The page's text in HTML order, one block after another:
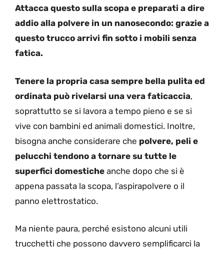
Attacca questo sulla scopa e preparati a dire
addio alla polvere in un nanosecondo: grazie a
questo trucco arrivi fin sotto i mobili senza
fatica.
Tenere la propria casa sempre bella pulita ed
ordinata può rivelarsi una vera faticaccia,
soprattutto se si lavora a tempo pieno e se si
vive con bambini ed animali domestici. Inoltre,
bisogna anche considerare che polvere, peli e
pelucchi tendono a tornare su tutte le
superfici domestiche anche dopo che si è
appena passata la scopa, l’aspirapolvere o il
panno elettrostatico.
Ma niente paura, perché esistono alcuni utili
trucchetti che possono davvero semplificarci la